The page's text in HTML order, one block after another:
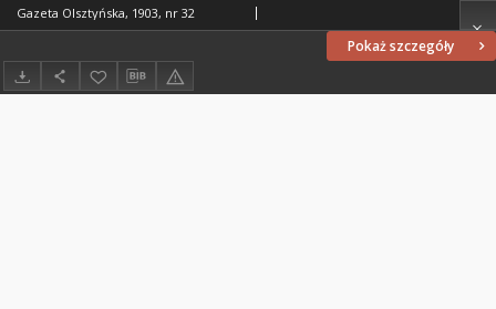
Pokaż szczegóły
Gazeta Olsztyńska, 1903, nr 32